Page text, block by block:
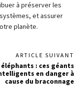
à préserver les
et assurer
planète.
ARTICLE SUIVANT
éléphants : ces géants
en danger à
cause du braconnage